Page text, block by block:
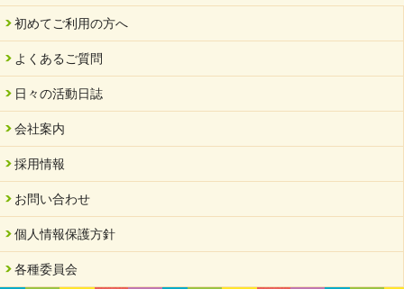
オンラインショップを開設しました
2023/10/20
「可児の企業魅力発見フェア」に出展しました
2023/10/17
馬糞堆肥「馬の力」販売開始
2023/08/18
クラウドファンディングのご案内
yahooショッピングサイト本日開店
2023/02/16
令和さくら高等学院VSサーバント職員 サッカー試合日程変更
2023/01/20
初めてご利用の方へ
よくあるご質問
日々の活動日誌
会社案内
採用情報
お問い合わせ
個人情報保護方針
各種委員会